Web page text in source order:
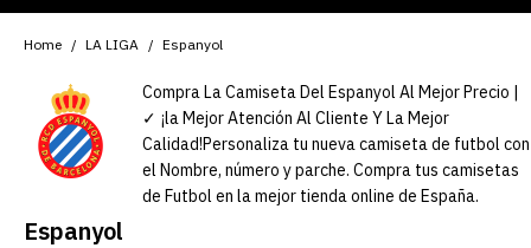
Home LA LIGA Espanyol
Compra La Camiseta Del Espanyol Al Mejor Precio |
✓ ¡la Mejor Atención Al Cliente Y La Mejor
Calidad!Personaliza tu nueva camiseta de futbol con
el Nombre, número y parche. Compra tus camisetas
de Futbol en la mejor tienda online de España.
Espanyol